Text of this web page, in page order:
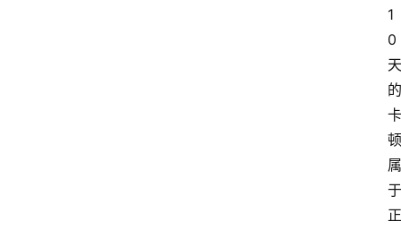
1
0
天
的
卡
顿
属
于
正